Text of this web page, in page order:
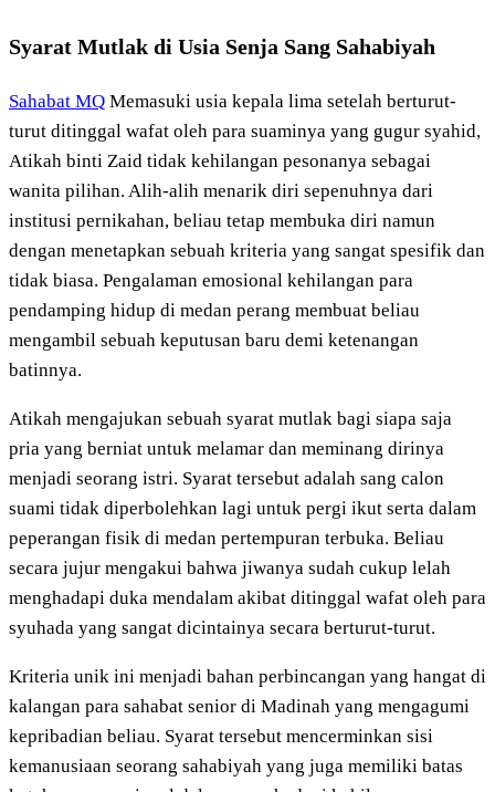
Syarat Mutlak di Usia Senja Sang Sahabiyah
Sahabat MQ Memasuki usia kepala lima setelah berturut-
turut ditinggal wafat oleh para suaminya yang gugur syahid,
Atikah binti Zaid tidak kehilangan pesonanya sebagai
wanita pilihan. Alih-alih menarik diri sepenuhnya dari
institusi pernikahan, beliau tetap membuka diri namun
dengan menetapkan sebuah kriteria yang sangat spesifik dan
tidak biasa. Pengalaman emosional kehilangan para
pendamping hidup di medan perang membuat beliau
mengambil sebuah keputusan baru demi ketenangan
batinnya.
Atikah mengajukan sebuah syarat mutlak bagi siapa saja
pria yang berniat untuk melamar dan meminang dirinya
menjadi seorang istri. Syarat tersebut adalah sang calon
suami tidak diperbolehkan lagi untuk pergi ikut serta dalam
peperangan fisik di medan pertempuran terbuka. Beliau
secara jujur mengakui bahwa jiwanya sudah cukup lelah
menghadapi duka mendalam akibat ditinggal wafat oleh para
syuhada yang sangat dicintainya secara berturut-turut.
Kriteria unik ini menjadi bahan perbincangan yang hangat di
kalangan para sahabat senior di Madinah yang mengagumi
kepribadian beliau. Syarat tersebut mencerminkan sisi
kemanusiaan seorang sahabiyah yang juga memiliki batas